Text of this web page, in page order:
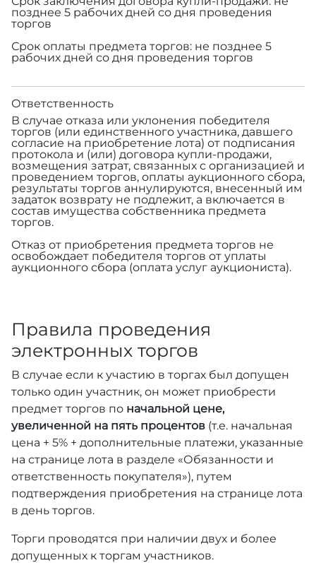
позднее 5 рабочих дней со дня проведения
торгов
Срок оплаты предмета торгов: не позднее 5
рабочих дней со дня проведения торгов
Ответственность
В случае отказа или уклонения победителя
торгов (или единственного участника, давшего
согласие на приобретение лота) от подписания
протокола и (или) договора купли-продажи,
возмещения затрат, связанных с организацией и
проведением торгов, оплаты аукционного сбора,
результаты торгов аннулируются, внесенный им
задаток возврату не подлежит, а включается в
состав имущества собственника предмета
торгов.
Отказ от приобретения предмета торгов не
освобождает победителя торгов от уплаты
аукционного сбора (оплата услуг аукциониста).
Правила проведения
электронных торгов
В случае если к участию в торгах был допущен
только один участник, он может приобрести
предмет торгов по начальной цене,
увеличенной на пять процентов (т.е. начальная
цена + 5% + дополнительные платежи, указанные
на странице лота в разделе «Обязанности и
ответственность покупателя»), путем
подтверждения приобретения на странице лота
в день торгов.
Торги проводятся при наличии двух и более
допущенных к торгам участников.